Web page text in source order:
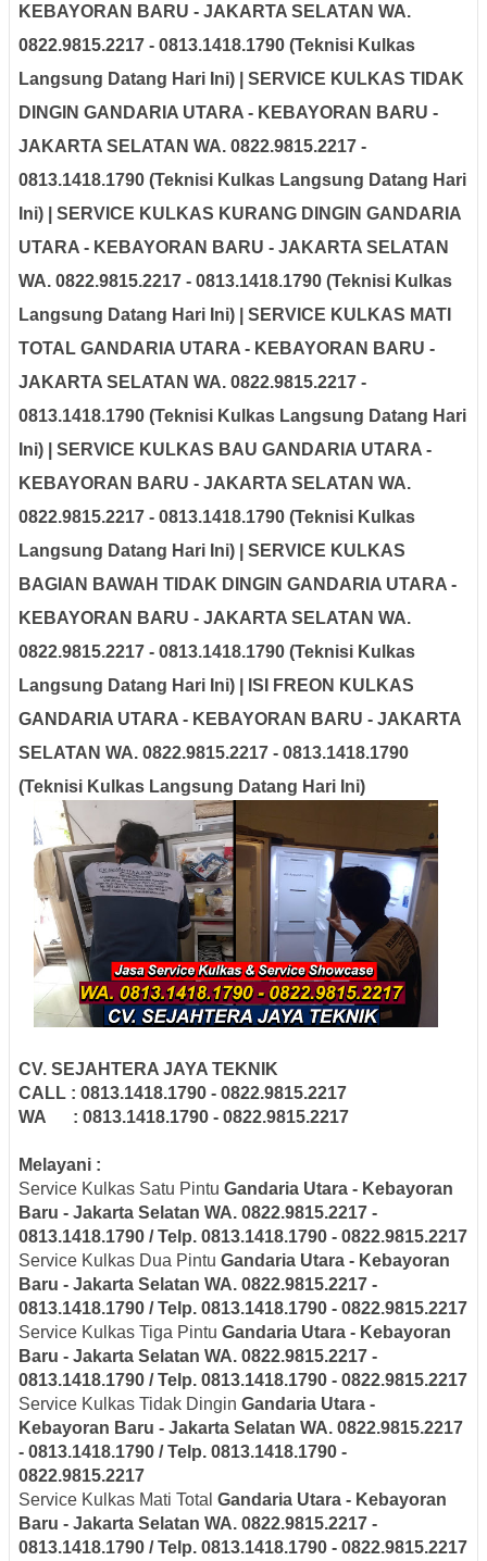
KEBAYORAN BARU - JAKARTA SELATAN WA.
0822.9815.2217 - 0813.1418.1790 (Teknisi Kulkas
Langsung Datang Hari Ini) | SERVICE KULKAS TIDAK
DINGIN GANDARIA UTARA - KEBAYORAN BARU -
JAKARTA SELATAN WA. 0822.9815.2217 -
0813.1418.1790 (Teknisi Kulkas Langsung Datang Hari
Ini) | SERVICE KULKAS KURANG DINGIN GANDARIA
UTARA - KEBAYORAN BARU - JAKARTA SELATAN
WA. 0822.9815.2217 - 0813.1418.1790 (Teknisi Kulkas
Langsung Datang Hari Ini) | SERVICE KULKAS MATI
TOTAL GANDARIA UTARA - KEBAYORAN BARU -
JAKARTA SELATAN WA. 0822.9815.2217 -
0813.1418.1790 (Teknisi Kulkas Langsung Datang Hari
Ini) | SERVICE KULKAS BAU GANDARIA UTARA -
KEBAYORAN BARU - JAKARTA SELATAN WA.
0822.9815.2217 - 0813.1418.1790 (Teknisi Kulkas
Langsung Datang Hari Ini) | SERVICE KULKAS
BAGIAN BAWAH TIDAK DINGIN GANDARIA UTARA -
KEBAYORAN BARU - JAKARTA SELATAN WA.
0822.9815.2217 - 0813.1418.1790 (Teknisi Kulkas
Langsung Datang Hari Ini) | ISI FREON KULKAS
GANDARIA UTARA - KEBAYORAN BARU - JAKARTA
SELATAN WA. 0822.9815.2217 - 0813.1418.1790
(Teknisi Kulkas Langsung Datang Hari Ini)
CV. SEJAHTERA JAYA TEKNIK
CALL : 0813.1418.1790 - 0822.9815.2217
WA : 0813.1418.1790 - 0822.9815.2217
Melayani :
Service Kulkas Satu Pintu Gandaria Utara - Kebayoran
Baru - Jakarta Selatan WA. 0822.9815.2217 -
0813.1418.1790 / Telp. 0813.1418.1790 - 0822.9815.2217
Service Kulkas Dua Pintu Gandaria Utara - Kebayoran
Baru - Jakarta Selatan WA. 0822.9815.2217 -
0813.1418.1790 / Telp. 0813.1418.1790 - 0822.9815.2217
Service Kulkas Tiga Pintu Gandaria Utara - Kebayoran
Baru - Jakarta Selatan WA. 0822.9815.2217 -
0813.1418.1790 / Telp. 0813.1418.1790 - 0822.9815.2217
Service Kulkas Tidak Dingin Gandaria Utara -
Kebayoran Baru - Jakarta Selatan WA. 0822.9815.2217
- 0813.1418.1790 / Telp. 0813.1418.1790 -
0822.9815.2217
Service Kulkas Mati Total Gandaria Utara - Kebayoran
Baru - Jakarta Selatan WA. 0822.9815.2217 -
0813.1418.1790 / Telp. 0813.1418.1790 - 0822.9815.2217